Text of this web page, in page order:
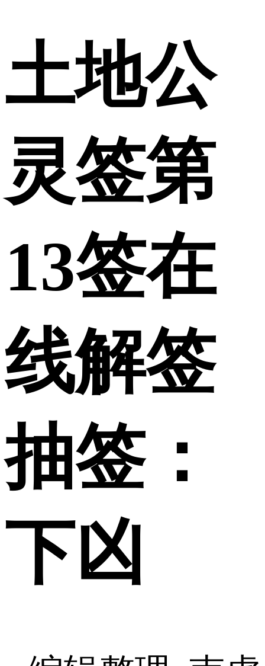
土地公
灵签第
13签在
线解签
抽签：
下凶